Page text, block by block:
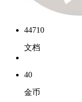
44710
文档
40
金币